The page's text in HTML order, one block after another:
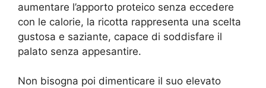
aumentare l’apporto proteico senza eccedere
con le calorie, la ricotta rappresenta una scelta
gustosa e saziante, capace di soddisfare il
palato senza appesantire.
Non bisogna poi dimenticare il suo elevato